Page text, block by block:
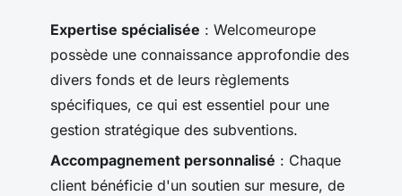
Expertise spécialisée : Welcomeurope
possède une connaissance approfondie des
divers fonds et de leurs règlements
spécifiques, ce qui est essentiel pour une
gestion stratégique des subventions.
Accompagnement personnalisé : Chaque
client bénéficie d'un soutien sur mesure, de